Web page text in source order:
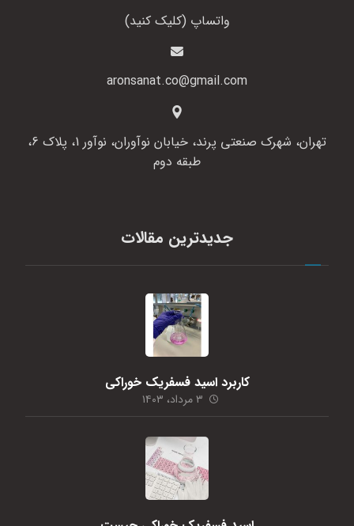
واتساپ (کلیک کنید)
aronsanat.co@gmail.com
تهران، شهرک صنعتی پرند، خیابان نوآوران، نوآور 1، پلاک 6،
طبقه دوم
جدیدترین مقالات
کاربرد اسید فسفریک خوراکی
۳ مرداد، ۱۴۰۳